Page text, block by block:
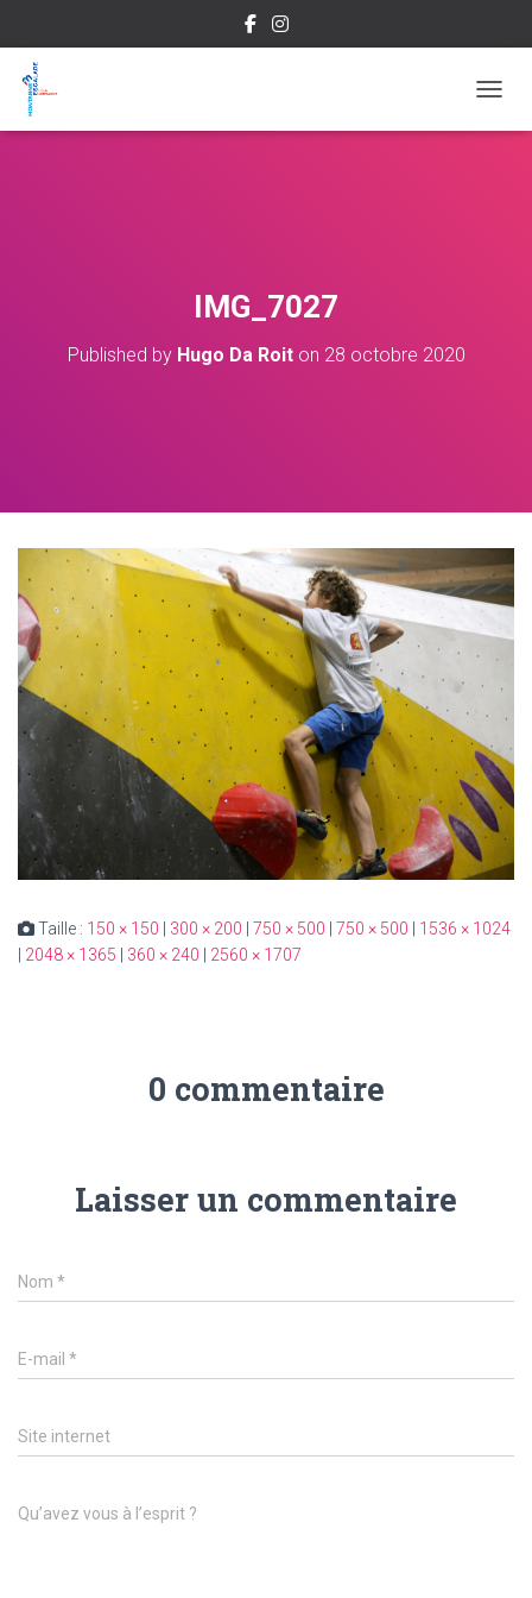
IMG_7027
Published by Hugo Da Roiton 28 octobre 2020
Taille : 150 × 150 300 × 200 750 × 500 750 × 500
1536 × 1024
2048 × 1365 360 × 240 2560 × 1707
0 commentaire
Laisser un commentaire
Nom *
E-mail *
Site internet
Qu’avez vous à l’esprit ?